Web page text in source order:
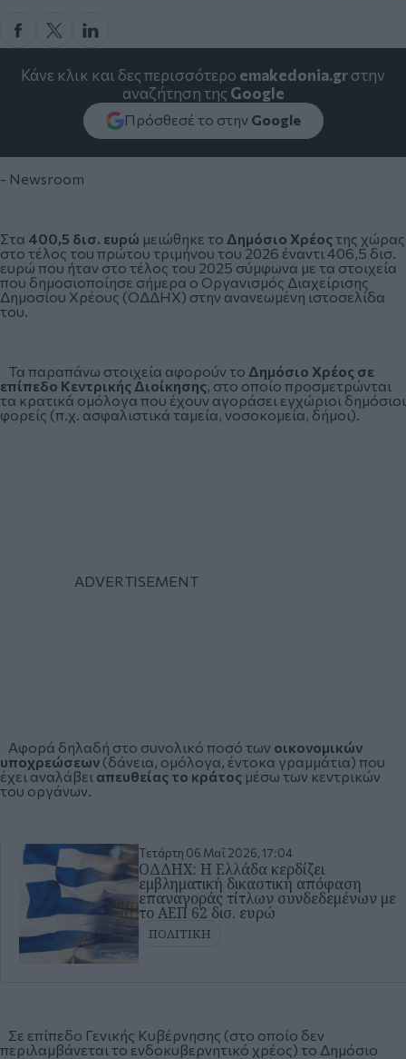
Κάνε κλικ και δες περισσότερο emakedonia.grστην
αναζήτηση της Google
Πρόσθεσέ το στην Google
- Newsroom
Στα 400,5 δισ. ευρώ μειώθηκε το Δημόσιο Χρέοςτης χώρας
στο τέλος του πρώτου τριμήνου του 2026 έναντι 406,5 δισ.
ευρώ που ήταν στο τέλος του 2025 σύμφωνα με τα στοιχεία
που δημοσιοποίησε σήμερα ο Οργανισμός Διαχείρισης
Δημοσίου Χρέους (ΟΔΔΗΧ) στην ανανεωμένη ιστοσελίδα
του.
Τα παραπάνω στοιχεία αφορούν το Δημόσιο Χρέος σε
επίπεδο Κεντρικής Διοίκησης, στο οποίο προσμετρώνται
τα κρατικά ομόλογα που έχουν αγοράσει εγχώριοι δημόσιοι
φορείς (π.χ. ασφαλιστικά ταμεία, νοσοκομεία, δήμοι).
Αφορά δηλαδή στο συνολικό ποσό των οικονομικών
υποχρεώσεων (δάνεια, ομόλογα, έντοκα γραμμάτια) που
έχει αναλάβει απευθείας το κράτος μέσω των κεντρικών
του οργάνων.
Τετάρτη 06 Μαΐ 2026, 17:04
ΟΔΔΗΧ: Η Ελλάδα κερδίζει
εμβληματική δικαστική απόφαση
επαναγοράς τίτλων συνδεδεμένων με
το ΑΕΠ 62 δισ. ευρώ
ΠΟΛΙΤΙΚΗ
Σε επίπεδο Γενικής Κυβέρνησης (στο οποίο δεν
περιλαμβάνεται το ενδοκυβερνητικό χρέος) το Δημόσιο